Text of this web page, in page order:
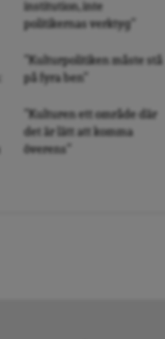
institution, inte
politikernas verktyg”
”Kulturpolitiken måste stå
på fyra ben”
”Kulturen ett område där
det är lätt att komma
överens”